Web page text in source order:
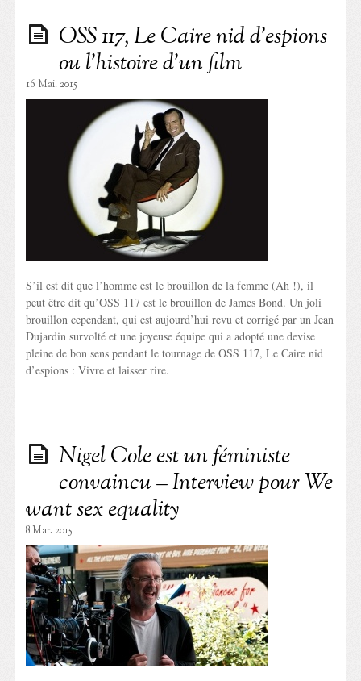
OSS 117, Le Caire nid d’espions
ou l’histoire d’un film
16 Mai. 2015
S’il est dit que l’homme est le brouillon de la femme (Ah !), il
peut être dit qu’OSS 117 est le brouillon de James Bond. Un joli
brouillon cependant, qui est aujourd’hui revu et corrigé par un Jean
Dujardin survolté et une joyeuse équipe qui a adopté une devise
pleine de bon sens pendant le tournage de OSS 117, Le Caire nid
d’espions : Vivre et laisser rire.
Nigel Cole est un féministe
convaincu – Interview pour We
want sex equality
8 Mar. 2015